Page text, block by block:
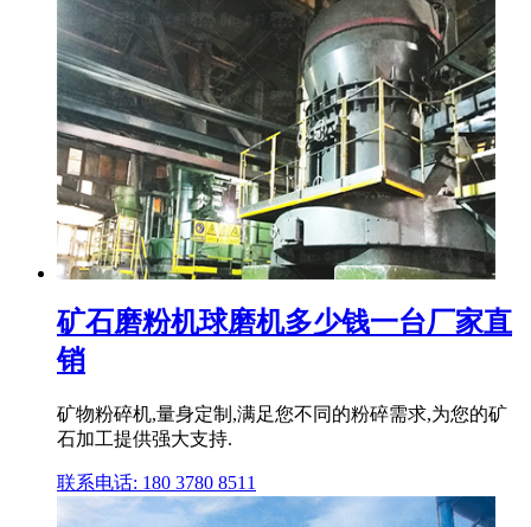
矿石磨粉机球磨机多少钱一台厂家直
销
矿物粉碎机,量身定制,满足您不同的粉碎需求,为您的矿
石加工提供强大支持.
联系电话: 180 3780 8511